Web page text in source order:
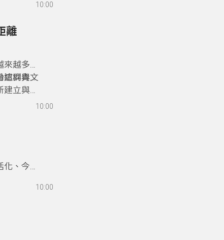
10:00
離
越多的
認同與文
這群青年
立與部
10:00
、今秋
地方實作10:00